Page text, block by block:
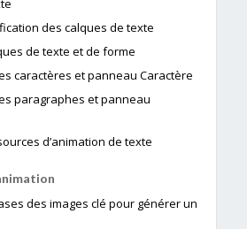
des calques de texte
de texte et de forme
caractères et panneau Caractère
paragraphes et panneau
d’animation de texte
des images clé pour générer un